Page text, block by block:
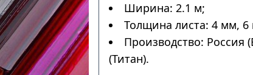
Ширина: 2.1 м;
Толщина листа: 4 мм, 6
Производство: Россия
(Титан).